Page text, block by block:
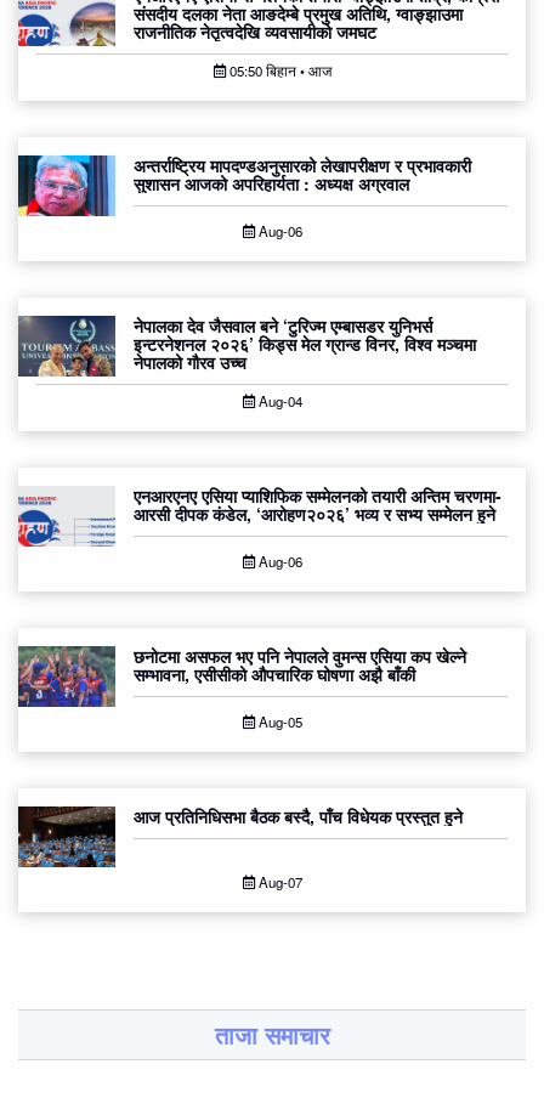
संसदीय दलका नेता आङदेम्बे प्रमुख अतिथि, ग्वाङ्झाउमा
राजनीतिक नेतृत्वदेखि व्यवसायीको जमघट
05:50 बिहान • आज
अन्तर्राष्ट्रिय मापदण्डअनुसारको लेखापरीक्षण र प्रभावकारी
सुशासन आजको अपरिहार्यता : अध्यक्ष अग्रवाल
Aug-06
नेपालका देव जैसवाल बने ‘टुरिज्म एम्बासडर युनिभर्स
इन्टरनेशनल २०२६’ किड्स मेल ग्रान्ड विनर, विश्व मञ्चमा
नेपालको गौरव उच्च
Aug-04
एनआरएनए एसिया प्याशिफिक सम्मेलनको तयारी अन्तिम चरणमा-
आरसी दीपक कंडेल, ‘आरोहण२०२६’ भव्य र सभ्य सम्मेलन हुने
Aug-06
छनोटमा असफल भए पनि नेपालले वुमन्स एसिया कप खेल्ने
सम्भावना, एसीसीको औपचारिक घोषणा अझै बाँकी
Aug-05
आज प्रतिनिधिसभा बैठक बस्दै, पाँच विधेयक प्रस्तुत हुने
Aug-07
ताजा समाचार